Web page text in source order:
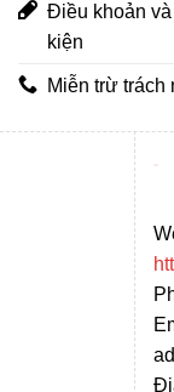
Điều khoản và
kiện
Miễn trừ trách